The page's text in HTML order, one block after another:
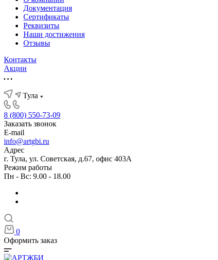
Документация
Сертификаты
Реквизиты
Наши достижения
Отзывы
Контакты
Акции
Тула
8 (800) 550-73-09
Заказать звонок
E-mail
info@artgbi.ru
Адрес
г. Тула, ул. Советская, д.67, офис 403А
Режим работы
Пн - Вс: 9.00 - 18.00
0
Оформить заказ